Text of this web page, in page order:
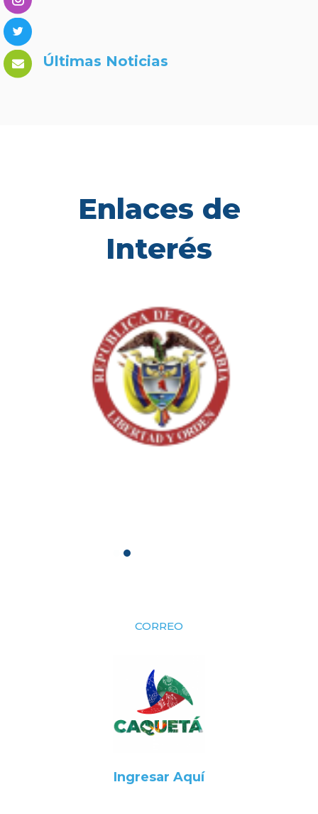
Últimas Noticias
Enlaces de
Interés
CORREO
Ingresar Aquí